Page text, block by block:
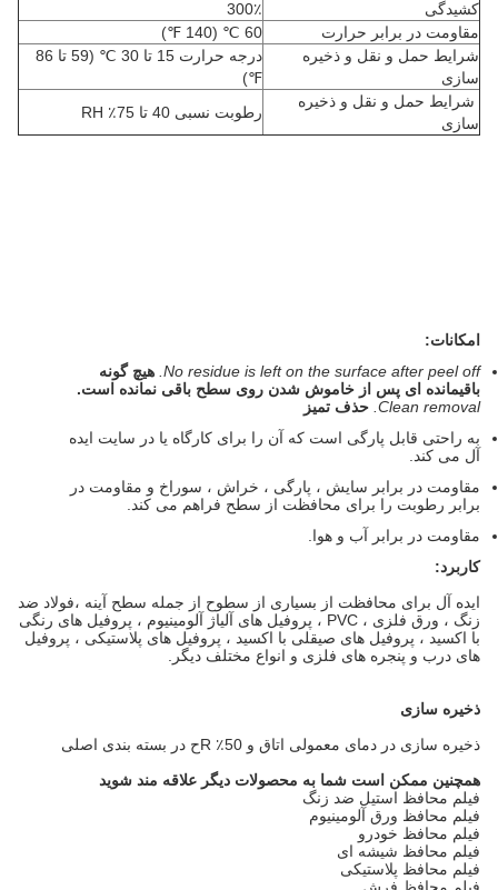
کشیدگی
300٪
مقاومت در برابر حرارت
60 ℃ (140 ℉)
شرایط حمل و نقل و ذخیره
سازی
درجه حرارت 15 تا 30 ℃ (59 تا 86
℉)
شرایط حمل و نقل و ذخیره
سازی
رطوبت نسبی 40 تا 75٪ RH
امکانات:
No residue is left on the surface after peel off.
هیچ گونه
باقیمانده ای پس از خاموش شدن روی سطح باقی نمانده است.
Clean removal.
حذف تمیز
به راحتی قابل پارگی است که آن را برای کارگاه یا در سایت ایده
آل می کند.
مقاومت در برابر سایش ، پارگی ، خراش ، سوراخ و مقاومت در
برابر رطوبت را برای محافظت از سطح فراهم می کند.
مقاومت در برابر آب و هوا.
کاربرد:
ایده آل برای محافظت از بسیاری از سطوح از جمله سطح آینه ، فولاد ضد
زنگ ، ورق فلزی ، PVC ، پروفیل های آلیاژ آلومینیوم ، پروفیل های رنگی
با اکسید ، پروفیل های صیقلی با اکسید ، پروفیل های پلاستیکی ، پروفیل
های درب و پنجره های فلزی و انواع مختلف دیگر.
ذخیره سازی
ذخیره سازی در دمای معمولی اتاق و 50٪ R
ح در بسته بندی اصلی
همچنین ممکن است شما به محصولات دیگر علاقه مند شوید
فیلم محافظ استیل ضد زنگ
فیلم محافظ ورق آلومینیوم
فیلم محافظ خودرو
فیلم محافظ شیشه ای
فیلم محافظ پلاستیکی